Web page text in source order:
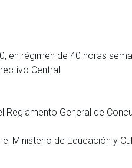
en régimen de 40 horas
Central
Reglamento General de
Ministerio de Educación y